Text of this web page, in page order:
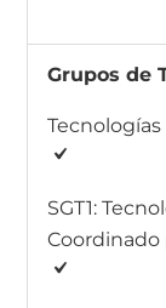
Grupos de
Tecnologías
SGT1:
Coordinado